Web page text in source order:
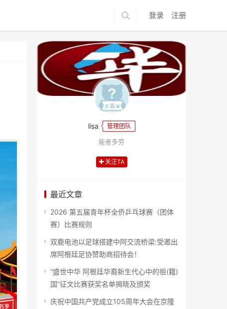
登录 注册
lisa 管理团队
能者多劳
关注TA
最近文章
2026 第五届青年杯全侨乒乓球赛（团体
赛）比赛规则
双鹿电池以足球搭建中阿交流桥梁:受邀出
席阿根廷足协赞助商招待会！
“盛世中华 阿根廷华裔新生代心中的祖(籍)
国”征文比赛获奖名单揭晓及颁奖
庆祝中国共产党成立105周年大会在京隆